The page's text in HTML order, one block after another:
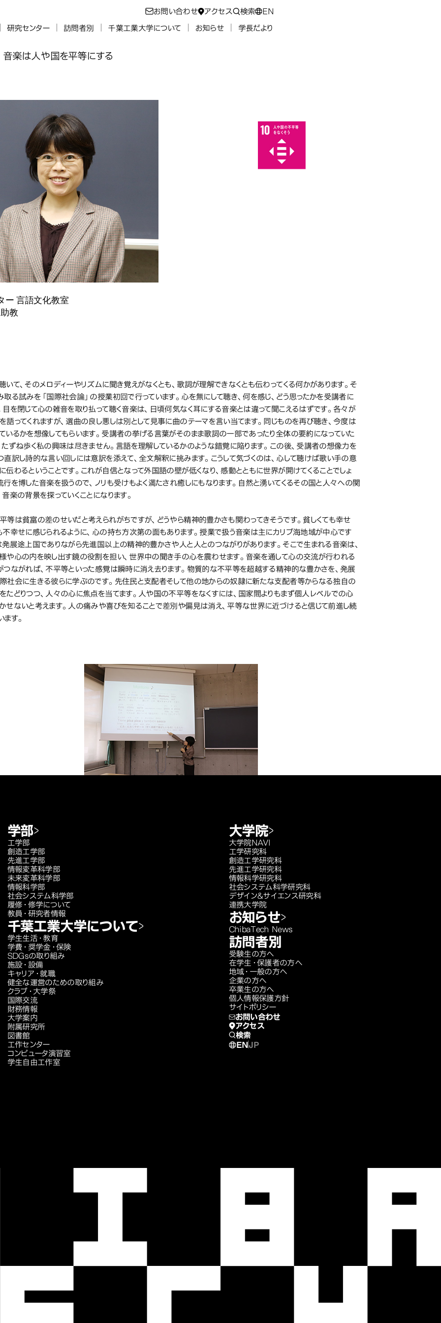
お問い合わせ アクセス 検索 EN
研究センター 訪問者別 千葉工業大学について お知らせ 学長だより
音楽は人や国を平等にする
等にする
ー 言語文化教室
教
み事例
いて、そのメロディーやリズムに聞き覚えがなくとも、歌詞が理解できなくとも伝わってくる何かがあります。そ
取る試みを「国際社会論」の授業初回で行っています。心を無にして聴き、何を感じ、どう思ったかを受講者に
目を閉じて心の雑音を取り払って聴く音楽は、日頃何気なく耳にする音楽とは違って聞こえるはずです。各々が
語ってくれますが、選曲の良し悪しは別として見事に曲のテーマを言い当てます。同じものを再び聴き、今度は
いるかを想像してもらいます。受講者の挙げる言葉がそのまま歌詞の一部であったり全体の要約になっていた
たずね歩く私の興味は尽きません。言語を理解しているかのような錯覚に陥ります。この後、受講者の想像力を
直訳し詩的な言い回しには意訳を添えて、全文解釈に挑みます。こうして気づくのは、心して聴けば歌い手の意
伝わるということです。これが自信となって外国語の壁が低くなり、感動とともに世界が開けてくることでしょ
行を博した音楽を扱うので、ノリも受けもよく満たされ癒しにもなります。自然と湧いてくるその国と人々への関
音楽の背景を探っていくことになります。
等は貧富の差のせいだと考えられがちですが、どうやら精神的豊かさも関わってきそうです。貧しくても幸せ
不幸せに感じられるように、心の持ち方次第の面もあります。授業で扱う音楽は主にカリブ海地域が中心です
発展途上国でありながら先進国以上の精神的豊かさや人と人とのつながりがあります。そこで生まれる音楽は、
や心の内を映し出す鏡の役割を担い、世界中の聞き手の心を震わせます。音楽を通して心の交流が行われる
つながれば、不平等といった感覚は瞬時に消え去ります。物質的な不平等を超越する精神的な豊かさを、発展
社会に生きる彼らに学ぶのです。先住民と支配者そして他の地からの奴隷に新たな支配者等からなる独自の
たどりつつ、人々の心に焦点を当てます。人や国の不平等をなくすには、国家間よりもまず個人レベルでの心
せないと考えます。人の痛みや喜びを知ることで差別や偏見は消え、平等な世界に近づけると信じて前進し続
ます。
学部
工学部
創造工学部
先進工学部
情報変革科学部
未来変革科学部
情報科学部
社会システム科学部
履修・修学について
教員・研究者情報
千葉工業大学について
学生生活・教育
学費・奨学金・保険
SDGsの取り組み
施設・設備
キャリア・就職
健全な運営のための取り組み
クラブ・大学祭
国際交流
財務情報
大学案内
附属研究所
図書館
工作センター
コンピュータ演習室
学生自由工作室
大学院
大学院NAVI
工学研究科
創造工学研究科
先進工学研究科
情報科学研究科
社会システム科学研究科
デザイン＆サイエンス研究科
連携大学院
お知らせ
ChibaTech News
訪問者別
受験生の方へ
在学生・保護者の方へ
地域・一般の方へ
企業の方へ
卒業生の方へ
個人情報保護方針
サイトポリシー
お問い合わせ
アクセス
検索
EN JP